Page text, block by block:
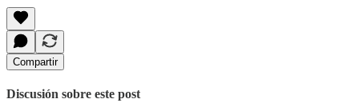
Compartir
Discusión sobre este post